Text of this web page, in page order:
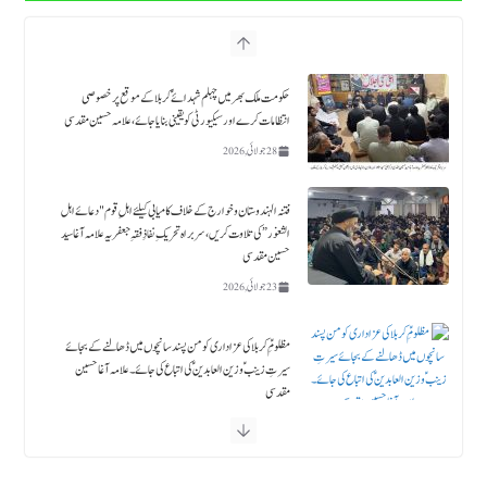
حکومت ملک بھر میں چہلم شہدائےؑ کربلا کے موقع پر خصوصی
حسین مقدسی
مقدسی
18 جولائی, 2026
حلیف القرآن حضرت زید بن علي ابن الحسین ؑ ۔قائد ملت جعفریہ آغا سید حامد علی شاہ موسوی